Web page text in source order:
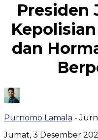
Presiden
dan
Purnomo Lamala -
Jumat, 3 Desember